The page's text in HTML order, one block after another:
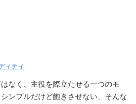
ィティ
なく、主役を際立たせる一つのモ
ンプルだけど飽きさせない、そんな